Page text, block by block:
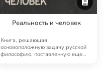
Реальность и человек
Книга, решающая
основоположную задачу русской
философию, поставленную еще